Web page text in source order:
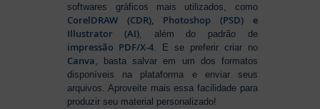
softwares gráficos mais utilizados, como
CorelDRAW (CDR), Photoshop (PSD) e
Illustrator (AI) , além do padrão de
impressão PDF/X-4 . E se preferir criar no
Canva , basta salvar em um dos formatos
disponíveis na plataforma e enviar seus
arquivos. Aproveite mais essa facilidade para
produzir seu material personalizado!